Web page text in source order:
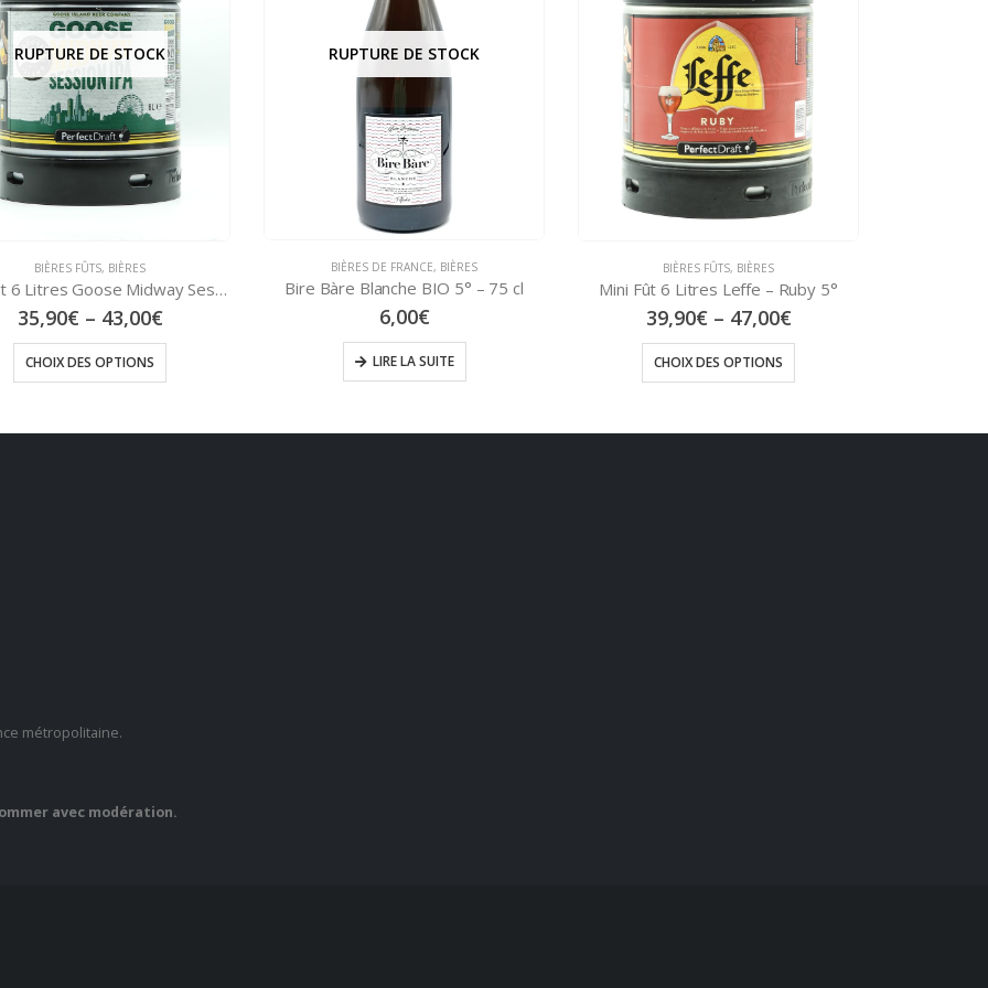
RUPTURE DE STOCK
BIÈRES DE FRANCE,BIÈRES
Blanche BIO 5° – 75 cl
6,00€
LIRE LA SUITE
BIÈRES FÛTS,BIÈRES
Mini Fût 6 Litres Leffe – Ruby 5°
39,90€–47,00
CHOIX DES OPTIONS
BIÈRES FÛTS, BIÈRES
32,90€– 40,00€
CHOIX DES OPTIONS
métropolitaine.
avec modération.